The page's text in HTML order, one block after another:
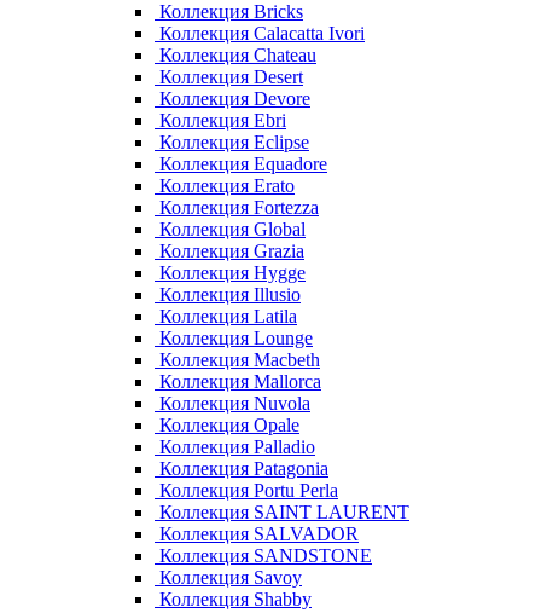
Коллекция Bricks
Коллекция Calacatta Ivori
Коллекция Chateau
Коллекция Desert
Коллекция Devore
Коллекция Ebri
Коллекция Eclipse
Коллекция Equadore
Коллекция Erato
Коллекция Fortezza
Коллекция Global
Коллекция Grazia
Коллекция Hygge
Коллекция Illusio
Коллекция Latila
Коллекция Lounge
Коллекция Macbeth
Коллекция Mallorca
Коллекция Nuvola
Коллекция Opale
Коллекция Palladio
Коллекция Patagonia
Коллекция Portu Perla
Коллекция SAINT LAURENT
Коллекция SALVADOR
Коллекция SANDSTONE
Коллекция Savoy
Коллекция Shabby